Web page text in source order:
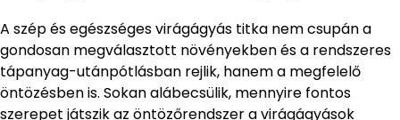
A szép és egészséges virágágyás titka nem csupán a
gondosan megválasztott növényekben és a rendszeres
tápanyag-utánpótlásban rejlik, hanem a megfelelő
öntözésben is. Sokan alábecsülik, mennyire fontos
szerepet játszik az öntözőrendszer a virágágyások